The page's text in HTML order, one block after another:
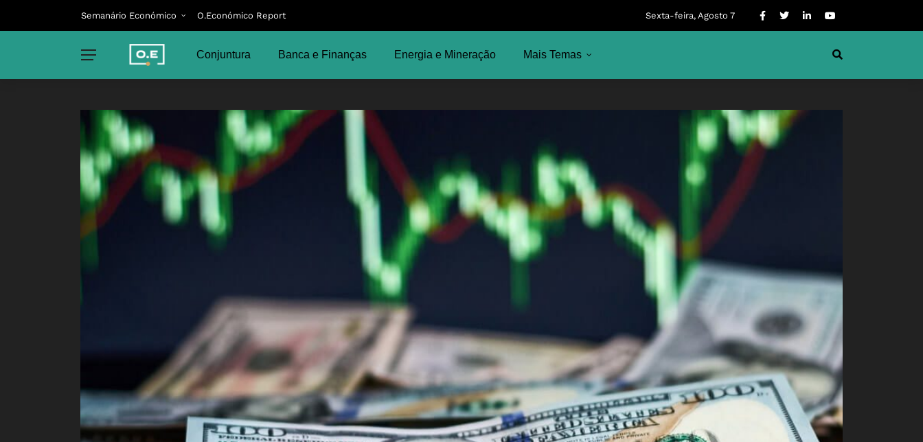
Semanário Económico O.Económico Report Sexta-feira, Agosto 7
Conjuntura Banca e Finanças Energia e Mineração Mais Temas